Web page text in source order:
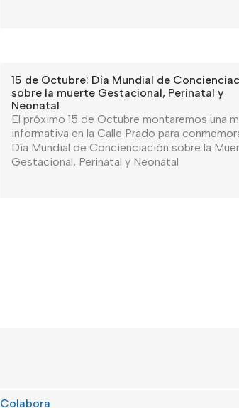
15 de Octubre: Día Mundial de
sobre la muerte Gestacional, Perinatal y
Neonatal
El próximo 15 de Octubre montaremos una
informativa en la Calle Prado para
Día Mundial de Concienciación sobre la
Gestacional, Perinatal y Neonatal
Colabora